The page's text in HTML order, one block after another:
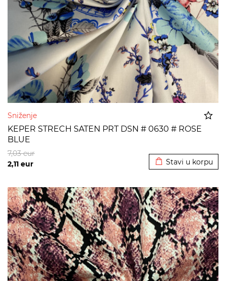
Sniženje
KEPER STRECH SATEN PRT DSN # 0630 # ROSE
BLUE
2,11 eur
7,03eur
Stavi u korpu